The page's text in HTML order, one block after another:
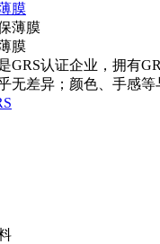
膜
膜
GRS认证企业，拥有
无差异；颜色、手感